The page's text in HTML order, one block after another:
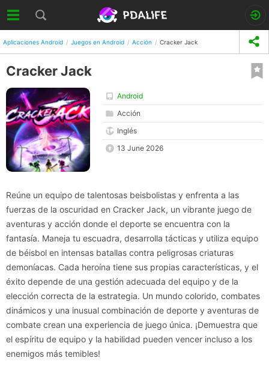
Aplicaciones Android Juegos en Android Acción Cracker Jack
Cracker Jack
Android
Acción
Inglés
13 June 2026
Reúne un equipo de talentosas beisbolistas y enfrenta a las
fuerzas de la oscuridad en Cracker Jack, un vibrante juego de
aventuras y acción donde el deporte se encuentra con la
fantasía. Maneja tu escuadra, desarrolla tácticas y utiliza equipo
de béisbol en intensas batallas contra peligrosas criaturas
demoníacas. Cada heroína tiene sus propias características, y el
éxito depende de una gestión adecuada del equipo y de la
elección correcta de la estrategia. Un mundo colorido, combates
dinámicos y una inusual combinación de deporte y aventuras de
combate crean una experiencia de juego única. ¡Demuestra que
el espíritu de equipo y la habilidad pueden vencer incluso a los
enemigos más temibles!